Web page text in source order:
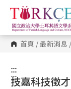
跳
到
主
要
內
容 首頁 /最新消息 /
:::
:::
技嘉科技徵才